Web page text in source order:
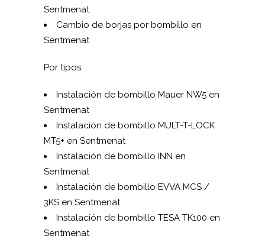
Sentmenat
Cambio de borjas por bombillo en
Sentmenat
Por tipos:
Instalación de bombillo Mauer NW5 en
Sentmenat
Instalación de bombillo MUL­T-T-LOCK
MT5+ en Sentmenat
Instalación de bombillo INN en
Sentmenat
Instalación de bombillo EVVA MCS /
3KS en Sentmenat
Instalación de bombillo TESA TK100 en
Sentmenat